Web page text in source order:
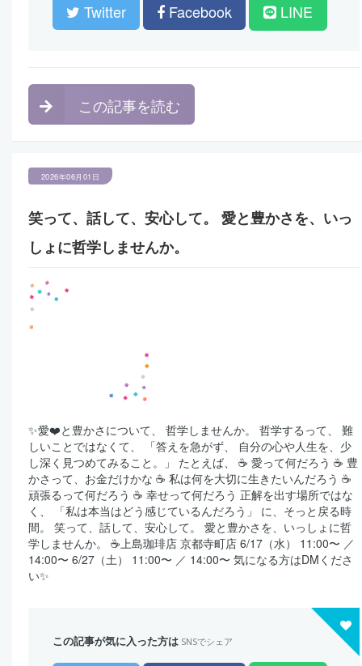
Twitter Facebook LINE
この記事を読む
2026年06月01日
笑って、話して、安心して。 愛と豊かさを、いっ
しょに哲学しませんか。
✨愛❤️と豊かさについて、 哲学しませんか。 哲学するって、 難
しいことではなくて、 「答えを急がず、 自分の心や人生を、少
し深く見つめてみること。」 たとえば、 ☕ 愛って何だろう ☕ 豊
かさって、お金だけかな ☕ 私は何を大切に生きたいんだろう ☕
頑張るって何だろう ☕ 幸せって何だろう 正解を出す場所ではな
く、 「私は本当はどう感じているんだろう」 に、そっと戻る時
間。 笑って、話して、安心して。 愛と豊かさを、いっしょに哲
学しませんか。 ☕上島珈琲店 京都寺町店 6/17（水） 11:00〜 ／
14:00〜 6/27（土） 11:00〜 ／ 14:00〜 気になる方はDMくださ
い✨
この記事が気に入った方は SNSでシェア